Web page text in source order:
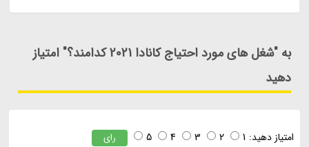
به "شغل های مورد احتیاج کانادا 2021 کدامند؟" امتیاز
دهید
امتیاز دهید: 1
2
3
4
5 رای